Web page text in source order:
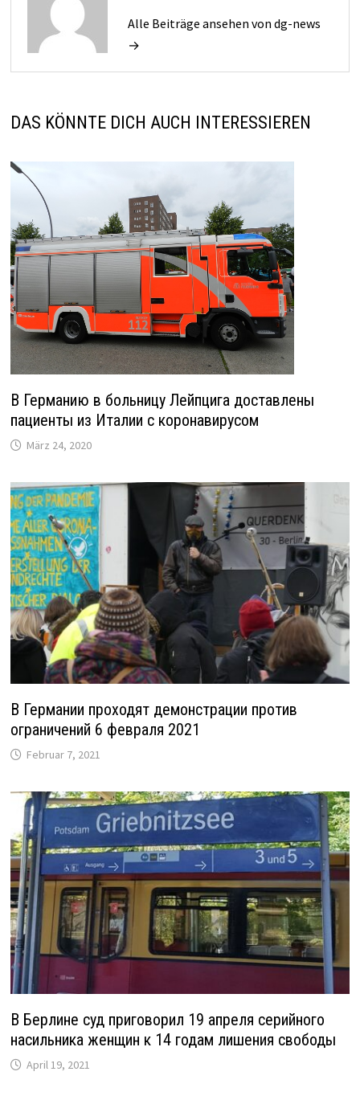
Alle Beiträge ansehen von dg-news
→
DAS KÖNNTE DICH AUCH INTERESSIEREN
В Германию в больницу Лейпцига доставлены
пациенты из Италии с коронавирусом
März 24, 2020
В Германии проходят демонстрации против
ограничений 6 февраля 2021
Februar 7, 2021
В Берлине суд приговорил 19 апреля серийного
насильника женщин к 14 годам лишения свободы
April 19, 2021